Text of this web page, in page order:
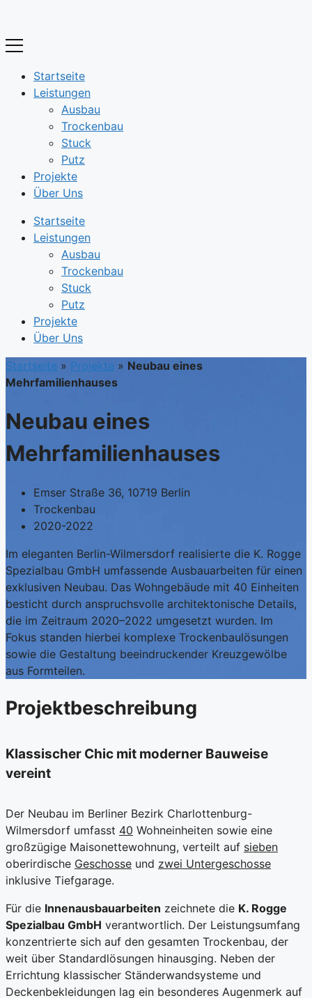
springen
Startseite
Leistungen
Ausbau
Trockenbau
Stuck
Putz
Projekte
Über Uns
Startseite
Leistungen
Ausbau
Trockenbau
Stuck
Putz
Projekte
Über Uns
Startseite » Projekte » Neubau eines
Mehrfamilienhauses
Neubau eines
Mehrfamilienhauses
Emser Straße 36, 10719 Berlin
Trockenbau
2020-2022
Im eleganten Berlin-Wilmersdorf realisierte die K. Rogge
Spezialbau GmbH umfassende Ausbauarbeiten für einen
exklusiven Neubau. Das Wohngebäude mit 40 Einheiten
besticht durch anspruchsvolle architektonische Details,
die im Zeitraum 2020–2022 umgesetzt wurden. Im
Fokus standen hierbei komplexe Trockenbaulösungen
sowie die Gestaltung beeindruckender Kreuzgewölbe
aus Formteilen.
Projektbeschreibung
Klassischer Chic mit moderner Bauweise
vereint
Der Neubau im Berliner Bezirk Charlottenburg-
Wilmersdorf umfasst 40 Wohneinheiten sowie eine
großzügige Maisonettewohnung, verteilt auf sieben
oberirdische Geschosse und zwei Untergeschosse
inklusive Tiefgarage.
Für die Innenausbauarbeiten zeichnete die K. Rogge
Spezialbau GmbH verantwortlich. Der Leistungsumfang
konzentrierte sich auf den gesamten Trockenbau, der
weit über Standardlösungen hinausging. Neben der
Errichtung klassischer Ständerwandsysteme und
Deckenbekleidungen lag ein besonderes Augenmerk auf